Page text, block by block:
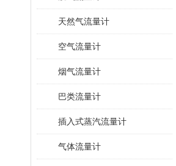
天然气流量计
空气流量计
烟气流量计
巴类流量计
插入式蒸汽流量计
气体流量计